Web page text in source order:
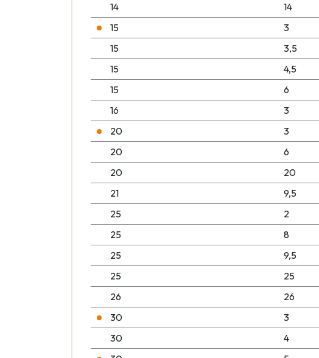
14
14
15
3
15
3,5
15
4,5
15
6
16
3
20
3
20
6
20
20
21
9,5
25
2
25
8
25
9,5
25
25
26
26
30
3
30
4